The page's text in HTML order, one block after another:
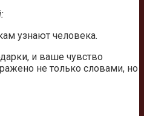
узнают человека.
и ваше чувство
не только словами, но